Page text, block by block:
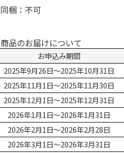
梱：不可
品のお届けについて
お申込み期間
2025年9月26日～2025年10月31日
2025年11月1日～2025年11月30日
2025年12月1日～2025年12月31日
2026年1月1日～2026年1月31日
2026年2月1日～2026年2月28日
2026年3月1日～2026年3月31日